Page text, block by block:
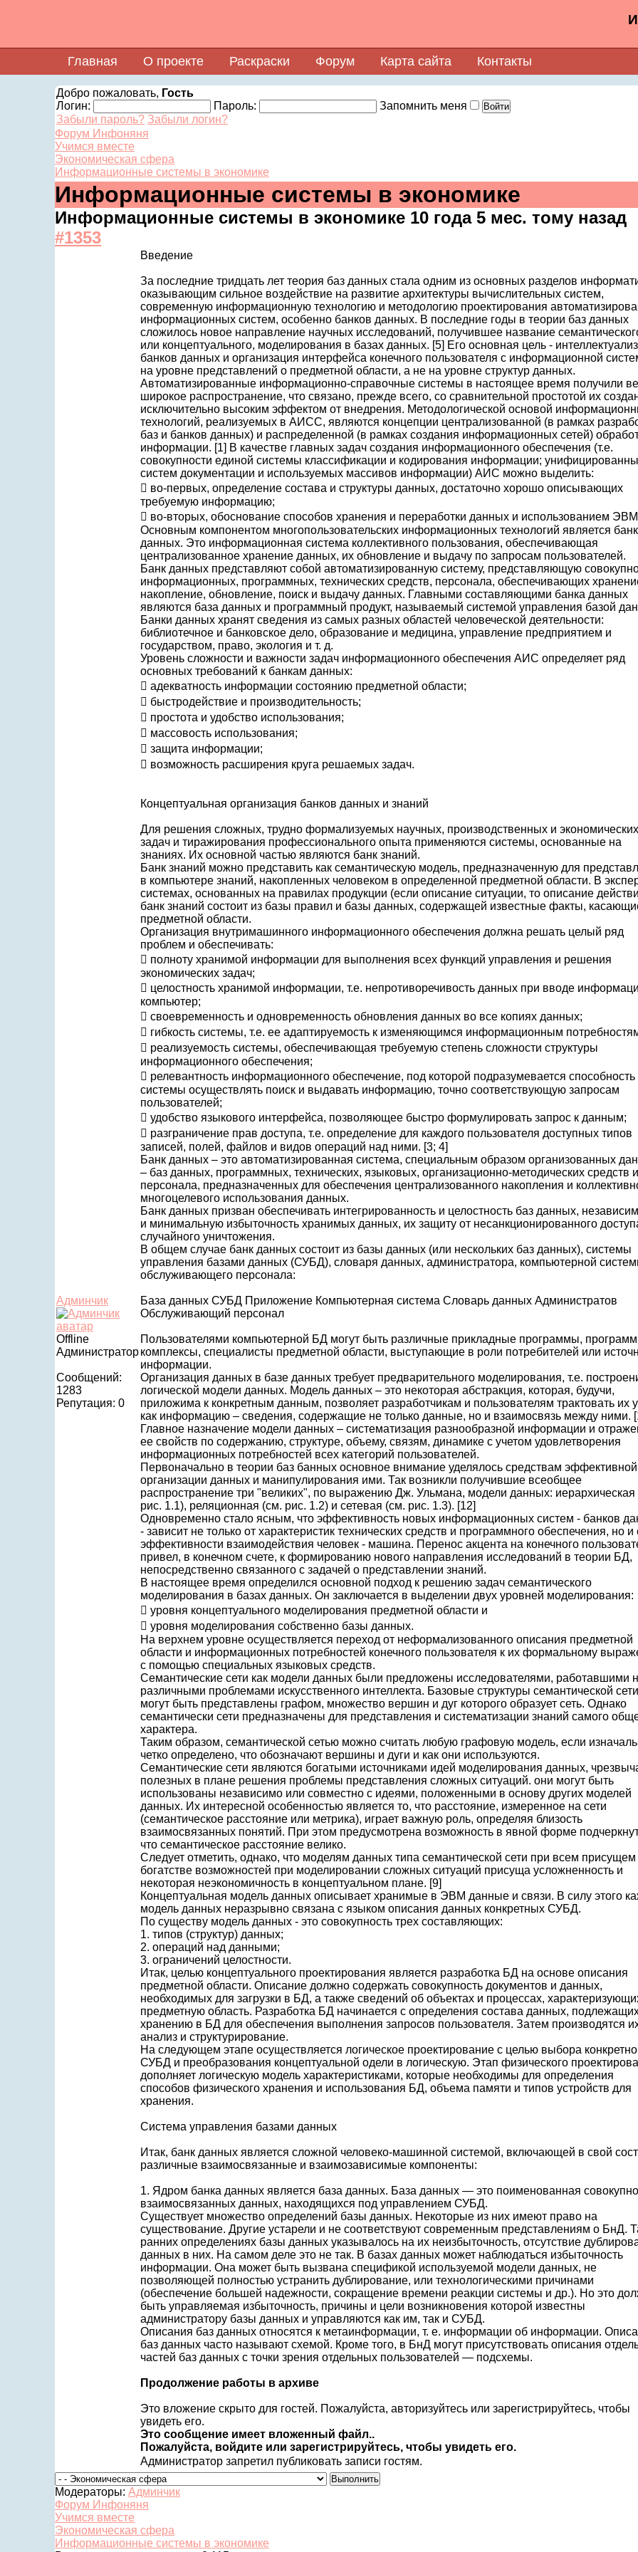
Главная О проекте Раскраски Форум Карта сайта Контакты
Добро пожаловать, Гость
Логин:
Пароль:
Запомнить меня
Забыли пароль? Забыли логин?
Форум Инфоняня
Учимся вместе
Экономическая сфера
Информационные системы в экономике
Информационные системы в экономике
Информационные системы в экономике 10 года 5 мес. тому назад
#1353
Админчик
Offline
Администратор
Сообщений:
1283
Репутация: 0
Введение
За последние тридцать лет теория баз данных стала одним из основных разделов
оказывающим сильное воздействие на развитие архитектуры вычислительных систем,
современную информационную технологию и методологию проектирования
информационных систем, особенно банков данных. В последние годы в теории баз данных
сложилось новое направление научных исследований, получившее название
или концептуального, моделирования в базах данных. [5] Его основная цель -
банков данных и организация интерфейса конечного пользователя с информационной
на уровне представлений о предметной области, а не на уровне структур данных.
Автоматизированные информационно-справочные системы в настоящее время получили
широкое распространение, что связано, прежде всего, со сравнительной простотой их
исключительно высоким эффектом от внедрения. Методологической основой
технологий, реализуемых в АИСС, являются концепции централизованной (в рамках
баз и банков данных) и распределенной (в рамках создания информационных сетей)
информации. [1] В качестве главных задач создания информационного обеспечения (т.е.
совокупности единой системы классификации и кодирования информации;
систем документации и используемых массивов информации) АИС можно выделить:
 во-первых, определение состава и структуры данных, достаточно хорошо описывающих
требуемую информацию;
 во-вторых, обоснование способов хранения и переработки данных и использованием
Основным компонентом многопользовательских информационных технологий является банк
данных. Это информационная система коллективного пользования, обеспечивающая
централизованное хранение данных, их обновление и выдачу по запросам пользователей.
Банк данных представляют собой автоматизированную систему, представляющую
информационных, программных, технических средств, персонала, обеспечивающих
накопление, обновление, поиск и выдачу данных. Главными составляющими банка данных
являются база данных и программный продукт, называемый системой управления базой
Банки данных хранят сведения из самых разных областей человеческой деятельности:
библиотечное и банковское дело, образование и медицина, управление предприятием и
государством, право, экология и т. д.
Уровень сложности и важности задач информационного обеспечения АИС определяет ряд
основных требований к банкам данных:
 адекватность информации состоянию предметной области;
 быстродействие и производительность;
 простота и удобство использования;
 массовость использования;
 защита информации;
 возможность расширения круга решаемых задач.
Концептуальная организация банков данных и знаний
Для решения сложных, трудно формализуемых научных, производственных и экономических
задач и тиражирования профессионального опыта применяются системы, основанные на
знаниях. Их основной частью являются банк знаний.
Банк знаний можно представить как семантическую модель, предназначенную для
в компьютере знаний, накопленных человеком в определенной предметной области. В
системах, основанных на правилах продукции (если описание ситуации, то описание
банк знаний состоит из базы правил и базы данных, содержащей известные факты,
предметной области.
Организация внутримашинного информационного обеспечения должна решать целый ряд
проблем и обеспечивать:
 полноту хранимой информации для выполнения всех функций управления и решения
экономических задач;
 целостность хранимой информации, т.е. непротиворечивость данных при вводе
компьютер;
 своевременность и одновременность обновления данных во все копиях данных;
 гибкость системы, т.е. ее адаптируемость к изменяющимся информационным
 реализуемость системы, обеспечивающая требуемую степень сложности структуры
информационного обеспечения;
 релевантность информационного обеспечение, под которой подразумевается способность
системы осуществлять поиск и выдавать информацию, точно соответствующую запросам
пользователей;
 удобство языкового интерфейса, позволяющее быстро формулировать запрос к данным;
 разграничение прав доступа, т.е. определение для каждого пользователя доступных типов
записей, полей, файлов и видов операций над ними. [3; 4]
Банк данных – это автоматизированная система, специальным образом организованных
– баз данных, программных, технических, языковых, организационно-методических средств и
персонала, предназначенных для обеспечения централизованного накопления и
многоцелевого использования данных.
Банк данных призван обеспечивать интегрированность и целостность баз данных,
и минимальную избыточность хранимых данных, их защиту от несанкционированного
случайного уничтожения.
В общем случае банк данных состоит из базы данных (или нескольких баз данных), системы
управления базами данных (СУБД), словаря данных, администратора, компьютерной
обслуживающего персонала:
База данных СУБД Приложение Компьютерная система Словарь данных Администратов
Обслуживающий персонал
Пользователями компьютерной БД могут быть различные прикладные программы,
комплексы, специалисты предметной области, выступающие в роли потребителей или
информации.
Организация данных в базе данных требует предварительного моделирования, т.е.
логической модели данных. Модель данных – это некоторая абстракция, которая, будучи,
приложима к конкретным данным, позволяет разработчикам и пользователям трактовать их
как информацию – сведения, содержащие не только данные, но и взаимосвязь между ними.
Главное назначение модели данных – систематизация разнообразной информации и
ее свойств по содержанию, структуре, объему, связям, динамике с учетом удовлетворения
информационных потребностей всех категорий пользователей.
Первоначально в теории баз банных основное внимание уделялось средствам эффективной
организации данных и манипулирования ими. Так возникли получившие всеобщее
распространение три "великих", по выражению Дж. Ульмана, модели данных: иерархическая
рис. 1.1), реляционная (см. рис. 1.2) и сетевая (см. рис. 1.3). [12]
Одновременно стало ясным, что эффективность новых информационных систем - банков
- зависит не только от характеристик технических средств и программного обеспечения, но и
эффективности взаимодействия человек - машина. Перенос акцента на конечного
привел, в конечном счете, к формированию нового направления исследований в теории БД,
непосредственно связанного с задачей о представлении знаний.
В настоящее время определился основной подход к решению задач семантического
моделирования в базах данных. Он заключается в выделении двух уровней моделирования:
 уровня концептуального моделирования предметной области и
 уровня моделирования собственно базы данных.
На верхнем уровне осуществляется переход от неформализованного описания предметной
области и информационных потребностей конечного пользователя к их формальному
с помощью специальных языковых средств.
Семантические сети как модели данных были предложены исследователями, работавшими
различными проблемами искусственного интеллекта. Базовые структуры семантической сети
могут быть представлены графом, множество вершин и дуг которого образует сеть. Однако
семантически сети предназначены для представления и систематизации знаний самого
характера.
Таким образом, семантической сетью можно считать любую графовую модель, если
четко определено, что обозначают вершины и дуги и как они используются.
Семантические сети являются богатыми источниками идей моделирования данных,
полезных в плане решения проблемы представления сложных ситуаций. они могут быть
использованы независимо или совместно с идеями, положенными в основу других моделей
данных. Их интересной особенностью является то, что расстояние, измеренное на сети
(семантическое расстояние или метрика), играет важную роль, определяя близость
взаимосвязанных понятий. При этом предусмотрена возможность в явной форме
что семантическое расстояние велико.
Следует отметить, однако, что моделям данных типа семантической сети при всем
богатстве возможностей при моделировании сложных ситуаций присуща усложненность и
некоторая неэкономичность в концептуальном плане. [9]
Концептуальная модель данных описывает хранимые в ЭВМ данные и связи. В силу этого
модель данных неразрывно связана с языком описания данных конкретных СУБД.
По существу модель данных - это совокупность трех составляющих:
1. типов (структур) данных;
2. операций над данными;
3. ограничений целостности.
Итак, целью концептуального проектирования является разработка БД на основе описания
предметной области. Описание должно содержать совокупность документов и данных,
необходимых для загрузки в БД, а также сведений об объектах и процессах,
предметную область. Разработка БД начинается с определения состава данных,
хранению в БД для обеспечения выполнения запросов пользователя. Затем производятся
анализ и структурирование.
На следующем этапе осуществляется логическое проектирование с целью выбора
СУБД и преобразования концептуальной одели в логическую. Этап физического
дополняет логическую модель характеристиками, которые необходимы для определения
способов физического хранения и использования БД, объема памяти и типов устройств для
хранения.
Система управления базами данных
Итак, банк данных является сложной человеко-машинной системой, включающей в свой
различные взаимосвязанные и взаимозависимые компоненты:
1. Ядром банка данных является база данных. База данных — это поименованная
взаимосвязанных данных, находящихся под управлением СУБД.
Существует множество определений базы данных. Некоторые из них имеют право на
существование. Другие устарели и не соответствуют современным представлениям о БнД.
ранних определениях базы данных указывалось на их неизбыточность, отсутствие
данных в них. На самом деле это не так. В базах данных может наблюдаться избыточность
информации. Она может быть вызвана спецификой используемой модели данных, не
позволяющей полностью устранить дублирование, или технологическими причинами
(обеспечение большей надежности, сокращение времени реакции системы и др.). Но это
быть управляемая избыточность, причины и цели возникновения которой известны
администратору базы данных и управляются как им, так и СУБД.
Описания баз данных относятся к метаинформации, т. е. информации об информации.
баз данных часто называют схемой. Кроме того, в БнД могут присутствовать описания
частей баз данных с точки зрения отдельных пользователей — подсхемы.
Продолжение работы в архиве
Это вложение скрыто для гостей. Пожалуйста, авторизуйтесь или зарегистрируйтесь, чтобы
увидеть его.
Это сообщение имеет вложенный файл..
Пожалуйста, войдите или зарегистрируйтесь, чтобы увидеть его.
Администратор запретил публиковать записи гостям.
Модераторы: Админчик
Форум Инфоняня
Учимся вместе
Экономическая сфера
Информационные системы в экономике